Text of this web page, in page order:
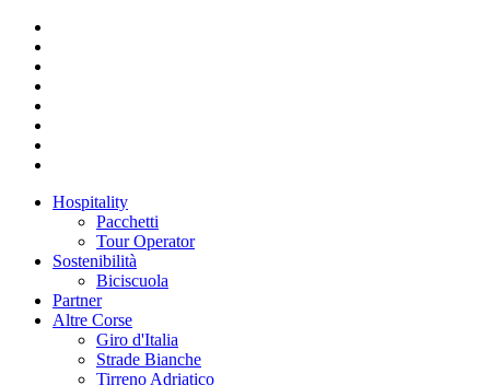
Hospitality
Pacchetti
Tour Operator
Sostenibilità
Biciscuola
Partner
Altre Corse
Giro d'Italia
Strade Bianche
Tirreno Adriatico